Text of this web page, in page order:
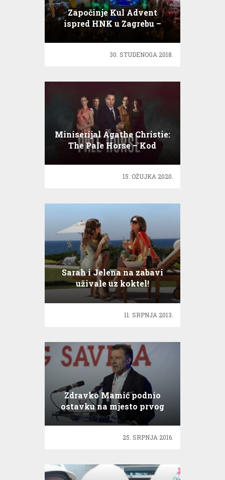
Započinje Kul Advent
ispred HNK u Zagrebu –
Program:
30. STUDENOGA 2018.
Miniserijal Agathe Christie:
The Pale Horse – Kod
15. OŽUJKA 2020.
Sarah i Jelena na zabavi
uživale uz koktel!
11. SRPNJA 2013.
Zdravko Mamić podnio
ostavku na mjesto prvog
dopredsjednika
25. SRPNJA 2016.